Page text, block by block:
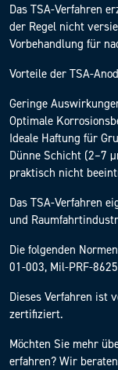
Das TSA-Verfahren
der Regel nicht
Vorbehandlung für
Vorteile der TSA-
Geringe
Optimale
Ideale Haftung für
Dünne Schicht (2–7
praktisch nicht
Das TSA-Verfahren
und
Die folgenden
01-003, Mil-PRF-
Dieses Verfahren ist
zertifiziert.
Möchten Sie mehr
erfahren? Wir